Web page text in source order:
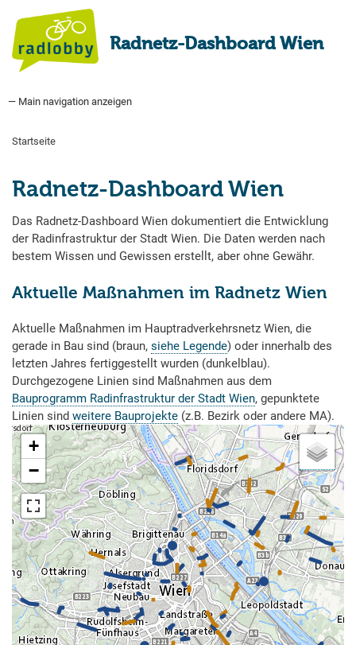
Inhalt
Radnetz-Dashboard Wien
Main
— Main navigation anzeigen
Startseite
Bauprogramm
Aktuell Geplant
Weitere Bauprojekte
Hauptradverkehrsnetz
Bezirke
Medienberichte
Tags
Über uns
Startseite
Radnetz-Dashboard Wien
Das Radnetz-Dashboard Wien dokumentiert die Entwicklung
der Radinfrastruktur der Stadt Wien. Die Daten werden nach
bestem Wissen und Gewissen erstellt, aber ohne Gewähr.
Aktuelle Maßnahmen im Radnetz Wien
Aktuelle Maßnahmen im Hauptradverkehrsnetz Wien, die
gerade in Bau sind (braun, siehe Legende) oder innerhalb des
letzten Jahres fertiggestellt wurden (dunkelblau).
Durchgezogene Linien sind Maßnahmen aus dem
Bauprogramm Radinfrastruktur der Stadt Wien, gepunktete
Linien sind weitere Bauprojekte (z.B. Bezirk oder andere MA).
+
−